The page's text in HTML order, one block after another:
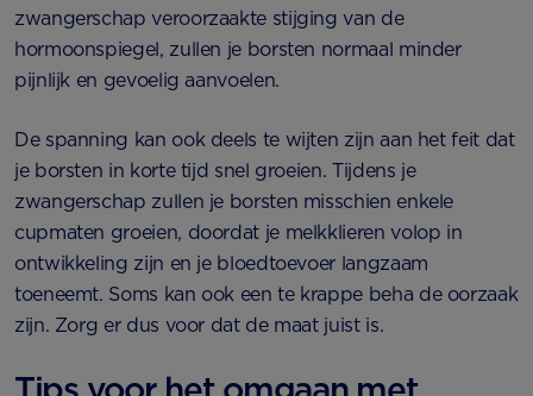
zwangerschap veroorzaakte stijging van de
hormoonspiegel, zullen je borsten normaal minder
pijnlijk en gevoelig aanvoelen.
De spanning kan ook deels te wijten zijn aan het feit dat
je borsten in korte tijd snel groeien. Tijdens je
zwangerschap zullen je borsten misschien enkele
cupmaten groeien, doordat je melkklieren volop in
ontwikkeling zijn en je bloedtoevoer langzaam
toeneemt. Soms kan ook een te krappe beha de oorzaak
zijn. Zorg er dus voor dat de maat juist is.